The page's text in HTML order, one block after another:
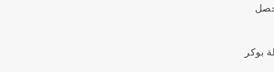
حصل
ألدمير بأول بطولة بوكر